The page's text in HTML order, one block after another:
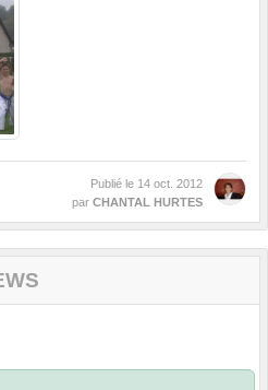
Publié le 14 oct. 2012
par CHANTAL HURTES